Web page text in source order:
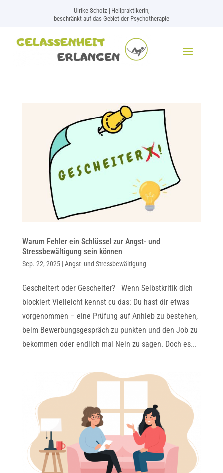
Ulrike Scholz | Heilpraktikerin,
beschränkt auf das Gebiet der Psychotherapie
Warum Fehler ein Schlüssel zur Angst- und
Stressbewältigung sein können
Sep. 22, 2025|Angst- und Stressbewältigung
Gescheitert oder Gescheiter? Wenn Selbstkritik dich
blockiert Vielleicht kennst du das: Du hast dir etwas
vorgenommen – eine Prüfung auf Anhieb zu bestehen,
beim Bewerbungsgespräch zu punkten und den Job zu
bekommen oder endlich mal Nein zu sagen. Doch es...